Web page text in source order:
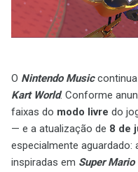
O Nintendo Musiccontinua
Kart World. Conforme
faixas do modo livre do
— e a atualização de 8 de
especialmente aguardado:
inspiradas em Super Mario